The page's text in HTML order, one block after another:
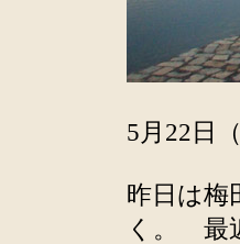
5月22日（
昨日は梅
く。 最